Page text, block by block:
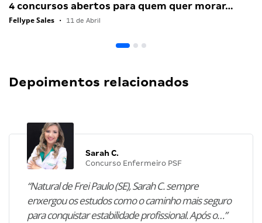
4 concursos abertos para quem quer morar…
Fellype Sales • 11 de Abril
Depoimentos relacionados
Sarah C.
Concurso Enfermeiro PSF
“Natural de Frei Paulo (SE), Sarah C. sempre
enxergou os estudos como o caminho mais seguro
para conquistar estabilidade profissional. Após o…”